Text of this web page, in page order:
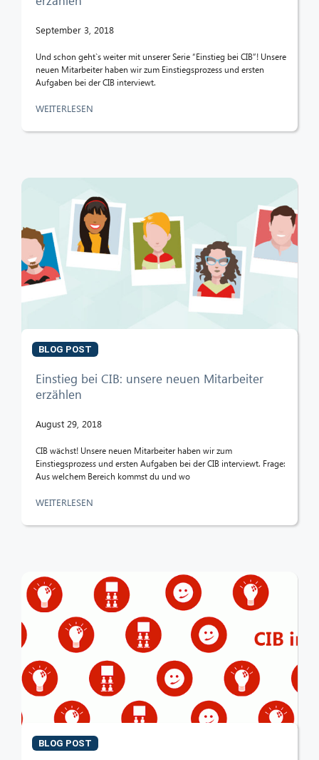
September 3, 2018
Und schon geht`s weiter mit unserer Serie “Einstieg bei CIB”! Unsere
neuen Mitarbeiter haben wir zum Einstiegsprozess und ersten
Aufgaben bei der CIB interviewt.
WEITERLESEN
BLOG POST
Einstieg bei CIB: unsere neuen Mitarbeiter
erzählen
August 29, 2018
CIB wächst! Unsere neuen Mitarbeiter haben wir zum
Einstiegsprozess und ersten Aufgaben bei der CIB interviewt. Frage:
Aus welchem Bereich kommst du und wo
WEITERLESEN
BLOG POST